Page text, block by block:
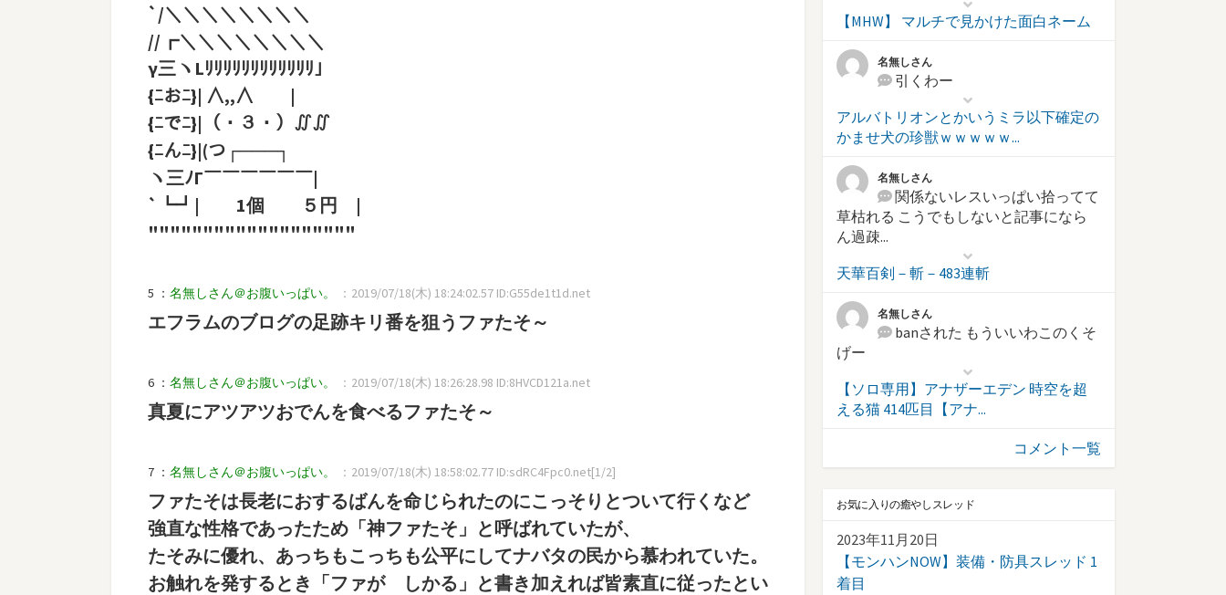
`/＼＼＼＼＼＼＼＼
//┏＼＼＼＼＼＼＼＼
γ三ヽLﾘﾘﾘﾘﾘﾘﾘﾘﾘﾘﾘﾘ｣
{ﾆおﾆ}| ∧,,∧ |
{ﾆでﾆ}|（・３・）∬∬
{ﾆんﾆ}|(つ┌───┐
ヽ三ﾉΓ￣￣￣￣￣￣|
`┗┛| 1個 ５円 |
"""""""""""""""""""
5 ： 名無しさん＠お腹いっぱい。 ：2019/07/18(木) 18:24:02.57 ID:G55de1t1d.net
エフラムのブログの足跡キリ番を狙うファたそ～
6 ： 名無しさん＠お腹いっぱい。 ：2019/07/18(木) 18:26:28.98 ID:8HVCD121a.net
真夏にアツアツおでんを食べるファたそ～
7 ： 名無しさん＠お腹いっぱい。 ：2019/07/18(木) 18:58:02.77 ID:sdRC4Fpc0.net[1/2]
ファたそは長老におするばんを命じられたのにこっそりとついて行くなど
強直な性格であったため「神ファたそ」と呼ばれていたが、
たそみに優れ、あっちもこっちも公平にしてナバタの民から慕われていた。
お触れを発するとき「ファが しかる」と書き加えれば皆素直に従ったとい
【MHW】 マルチで見かけた面白ネーム
名無しさん
引くわー
アルバトリオンとかいうミラ以下確定の
かませ犬の珍獣ｗｗｗｗｗ...
名無しさん
関係ないレスいっぱい拾ってて
草枯れる こうでもしないと記事になら
ん過疎...
天華百剣－斬－483連斬
名無しさん
banされた もういいわこのくそ
げー
【ソロ専用】アナザーエデン 時空を超
える猫 414匹目【アナ...
コメント一覧
お気に入りの癒やしスレッド
2023年11月20日
【モンハンNOW】装備・防具スレッド 1
着目